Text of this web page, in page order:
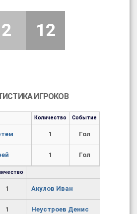
2 12
ИГРОКОВ
Количество Событие
1 Гол
1 Гол
1 Акулов Иван
1 Неустроев Денис